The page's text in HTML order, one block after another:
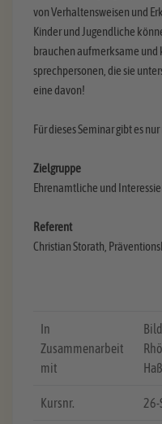
von Verhaltensweisen und
Kinder und Jugendliche
brauchen aufmerksame und
sprechpersonen, die sie
eine davon!
Für dieses Seminar gibt es
Zielgruppe
Ehrenamtliche und
Referent
Christian Storath,
In
Zusammenarbeit
mit
Kursnr. 26-